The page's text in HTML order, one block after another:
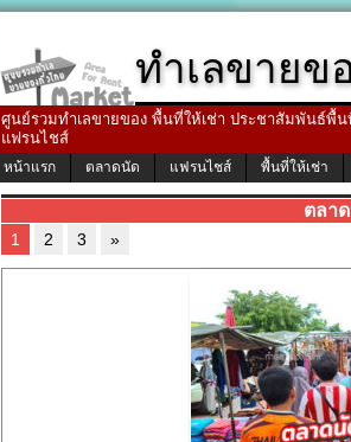
ทำเลขายข
ศูนย์รวมทำเลขายของ พื้นที่ให้เช่า ประชาสัมพันธ์พื้
แฟรนไชส์
หน้าแรก ตลาดนัด แฟรนไชส์ พื้นที่ให้เช่า
ตลา
1 2 3 »